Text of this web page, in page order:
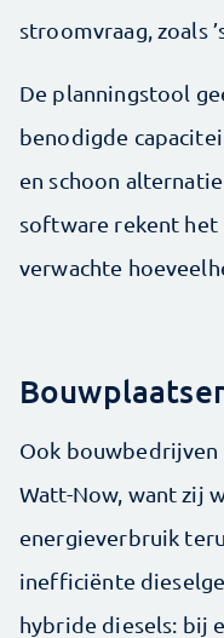
stroomvraag, zoals
De planningstool
benodigde
en schoon
software rekent het
verwachte
Ook bouwbedrijven
Watt-Now, want zij
energieverbruik
inefficiënte
hybride diesels: bij